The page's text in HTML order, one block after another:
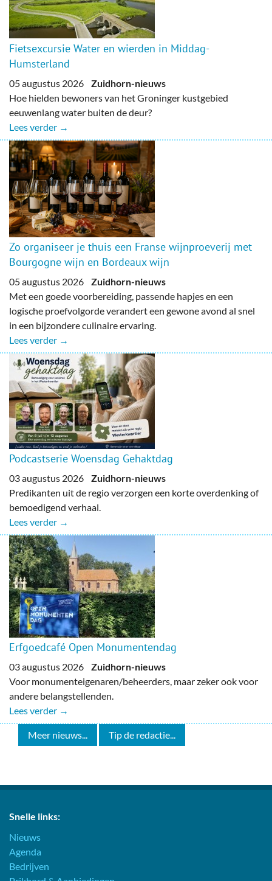
Fietsexcursie Water en wierden in Middag-
Humsterland
05 augustus 2026 Zuidhorn-nieuws
Hoe hielden bewoners van het Groninger kustgebied
eeuwenlang water buiten de deur?
Lees verder →
Zo organiseer je thuis een Franse wijnproeverij met
Bourgogne wijn en Bordeaux wijn
05 augustus 2026 Zuidhorn-nieuws
Met een goede voorbereiding, passende hapjes en een
logische proefvolgorde verandert een gewone avond al snel
in een bijzondere culinaire ervaring.
Lees verder →
Podcastserie Woensdag Gehaktdag
03 augustus 2026 Zuidhorn-nieuws
Predikanten uit de regio verzorgen een korte overdenking of
bemoedigend verhaal.
Lees verder →
Erfgoedcafé Open Monumentendag
03 augustus 2026 Zuidhorn-nieuws
Voor monumenteigenaren/beheerders, maar zeker ook voor
andere belangstellenden.
Lees verder →
Meer nieuws... Tip de redactie...
Snelle links:
Nieuws
Agenda
Bedrijven